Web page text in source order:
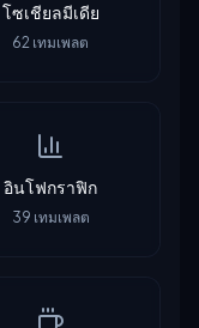
โซเชียลมีเดีย
62 เทมเพลต
อินโฟกราฟิก
39 เทมเพลต